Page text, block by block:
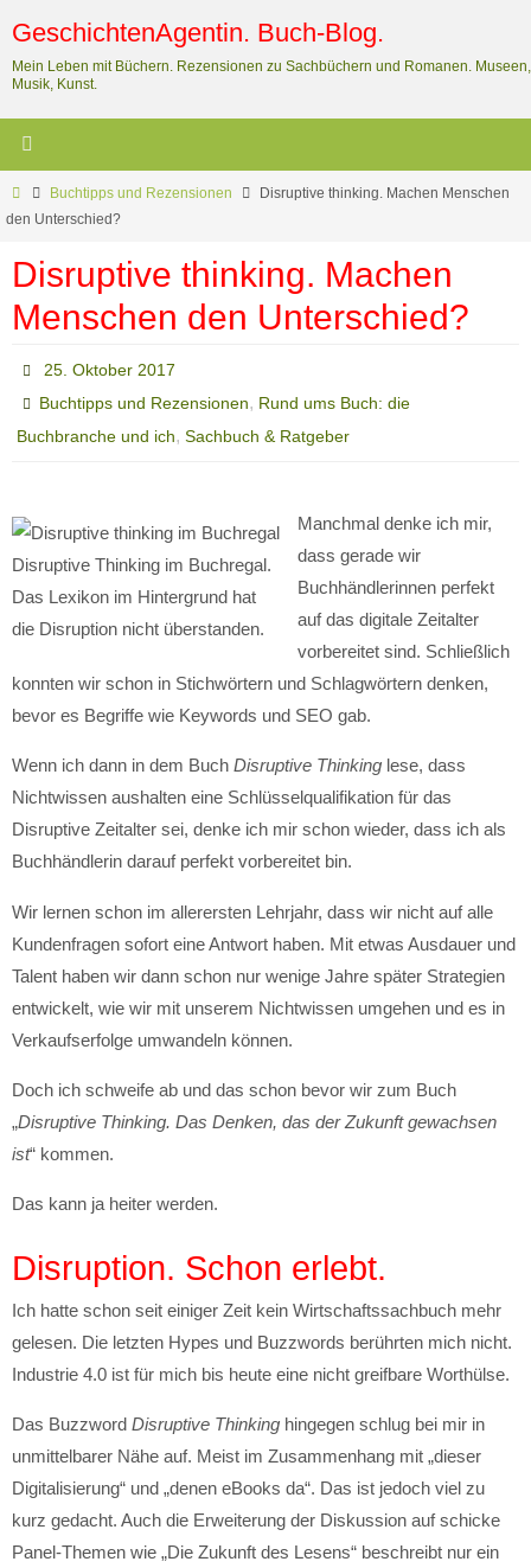
Inhalt
springen
GeschichtenAgentin. Buch-Blog.
Mein Leben mit Büchern. Rezensionen zu Sachbüchern und Romanen. Museen,
Musik, Kunst.
StartBuchtipps und Rezensionen
Disruptive thinking. Machen Menschen
den Unterschied?
Disruptive thinking. Machen
Menschen den Unterschied?
25. Oktober 2017
Buchtipps und Rezensionen, Rund ums Buch: die
Buchbranche und ich, Sachbuch & Ratgeber
Disruptive Thinking im Buchregal.
Das Lexikon im Hintergrund hat
die Disruption nicht überstanden.
Manchmal denke ich mir,
dass gerade wir
Buchhändlerinnen perfekt
auf das digitale Zeitalter
vorbereitet sind. Schließlich
konnten wir schon in Stichwörtern und Schlagwörtern denken,
bevor es Begriffe wie Keywords und SEO gab.
Wenn ich dann in dem Buch Disruptive Thinking lese, dass
Nichtwissen aushalten eine Schlüsselqualifikation für das
Disruptive Zeitalter sei, denke ich mir schon wieder, dass ich als
Buchhändlerin darauf perfekt vorbereitet bin.
Wir lernen schon im allerersten Lehrjahr, dass wir nicht auf alle
Kundenfragen sofort eine Antwort haben. Mit etwas Ausdauer und
Talent haben wir dann schon nur wenige Jahre später Strategien
entwickelt, wie wir mit unserem Nichtwissen umgehen und es in
Verkaufserfolge umwandeln können.
Doch ich schweife ab und das schon bevor wir zum Buch
„Disruptive Thinking. Das Denken, das der Zukunft gewachsen
ist“ kommen.
Das kann ja heiter werden.
Disruption. Schon erlebt.
Ich hatte schon seit einiger Zeit kein Wirtschaftssachbuch mehr
gelesen. Die letzten Hypes und Buzzwords berührten mich nicht.
Industrie 4.0 ist für mich bis heute eine nicht greifbare Worthülse.
Das Buzzword Disruptive Thinking hingegen schlug bei mir in
unmittelbarer Nähe auf. Meist im Zusammenhang mit „dieser
Digitalisierung“ und „denen eBooks da“. Das ist jedoch viel zu
kurz gedacht. Auch die Erweiterung der Diskussion auf schicke
Panel-Themen wie „Die Zukunft des Lesens“ beschreibt nur ein